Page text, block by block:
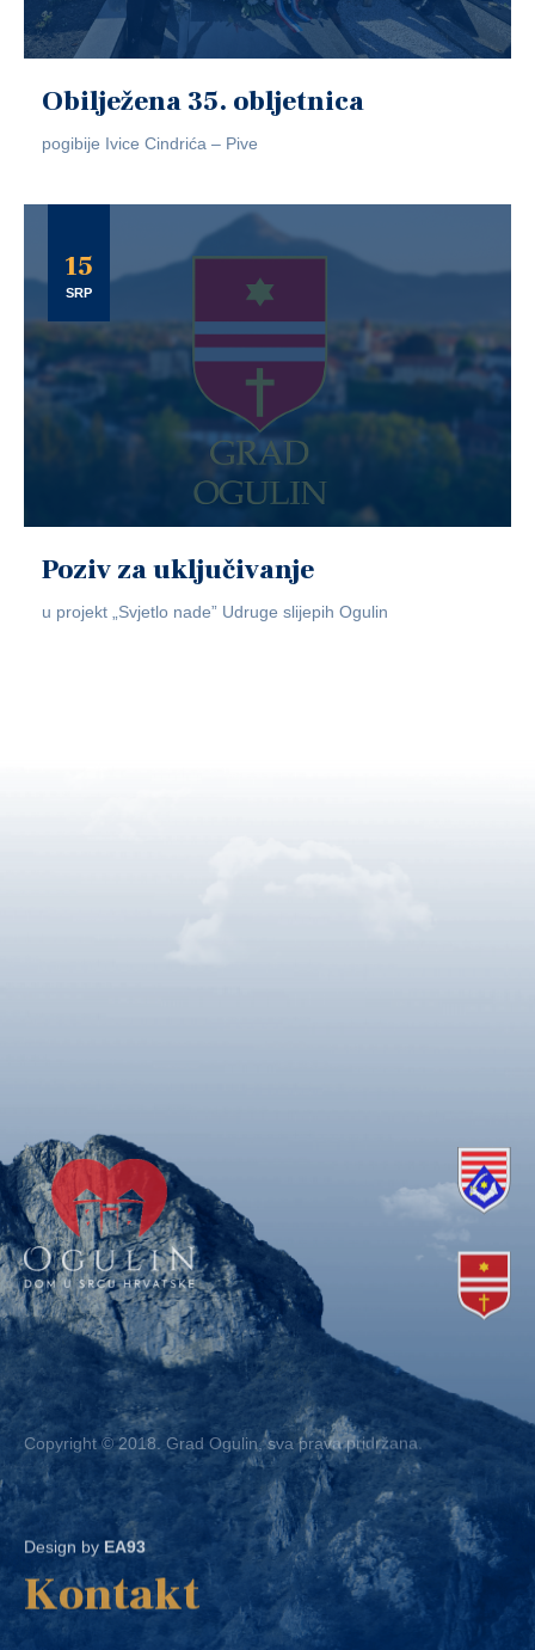
Obilježena 35. obljetnica
pogibije Ivice Cindrića – Pive
15
SRP
Poziv za uključivanje
u projekt „Svjetlo nade” Udruge slijepih Ogulin
Copyright © 2018. Grad Ogulin, sva prava pridržana.
Design byEA93
Kontakt